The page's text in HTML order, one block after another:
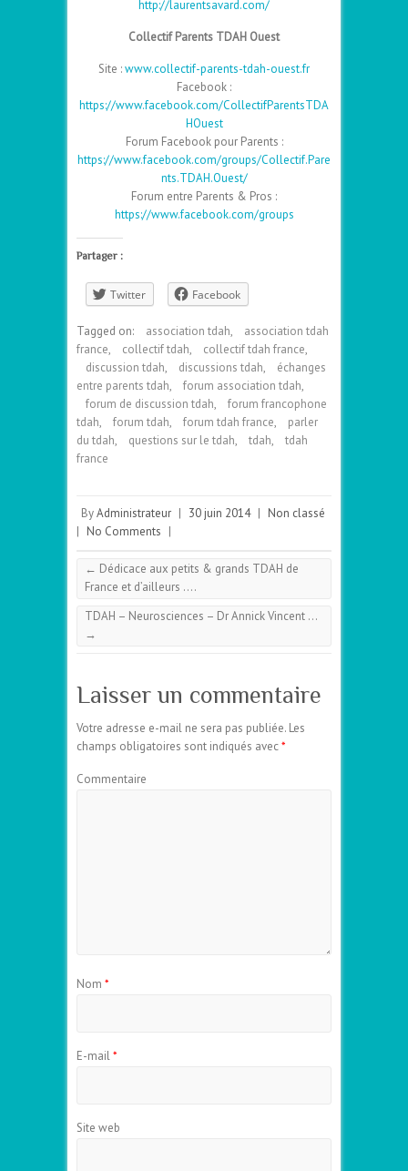
http://laurentsavard.com/
Collectif Parents TDAH Ouest
Site :www.collectif-parents-tdah-ouest.fr
Facebook :
https://www.facebook.com/CollectifParentsTDA
HOuest
Forum Facebook pour Parents :
https://www.facebook.com/groups/Collectif.Pare
nts.TDAH.Ouest/
Forum entre Parents & Pros :
https://www.facebook.com/groups
Partager :
Twitter Facebook
Tagged on: association tdah,
association tdah
france, collectif tdah, collectif tdah france,
discussion tdah, discussions tdah,
échanges
entre parents tdah, forum association tdah,
forum de discussion tdah,
forum francophone
tdah, forum tdah, forum tdah france,
parler
du tdah, questions sur le tdah, tdah,
tdah
france
ByAdministrateur | 30 juin 2014 | Non classé
| No Comments |
← Dédicace aux petits & grands TDAH de
France et d’ailleurs ….
TDAH – Neurosciences – Dr Annick Vincent …
→
Laisser un commentaire
Votre adresse e-mail ne sera pas publiée. Les
champs obligatoires sont indiqués avec*
Commentaire
Nom *
E-mail*
Site web